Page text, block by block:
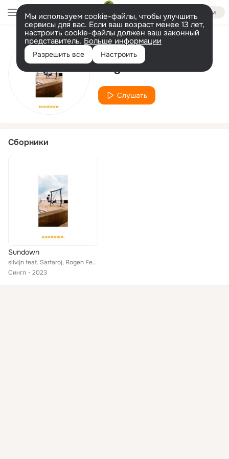
Войти
Мы используем cookie-файлы, чтобы улучшить
сервисы для вас. Если ваш возраст менее 13 лет,
настроить cookie-файлы должен ваш законный
представитель. Больше информации
Разрешить все Настроить
Исполнитель
Rogen Feroze
Слушать
Сборники
Sundown
silvijn feat. Sarfaroj, Rogen Feroze
Сингл
2023